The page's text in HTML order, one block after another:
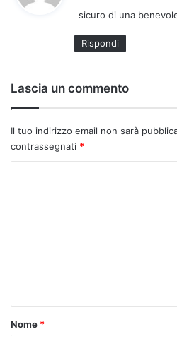
e
t
t
:
sicuro di una
Rispondi
Lascia un commento
Il tuo indirizzo email non sarà
contrassegnati *
o
Nome *